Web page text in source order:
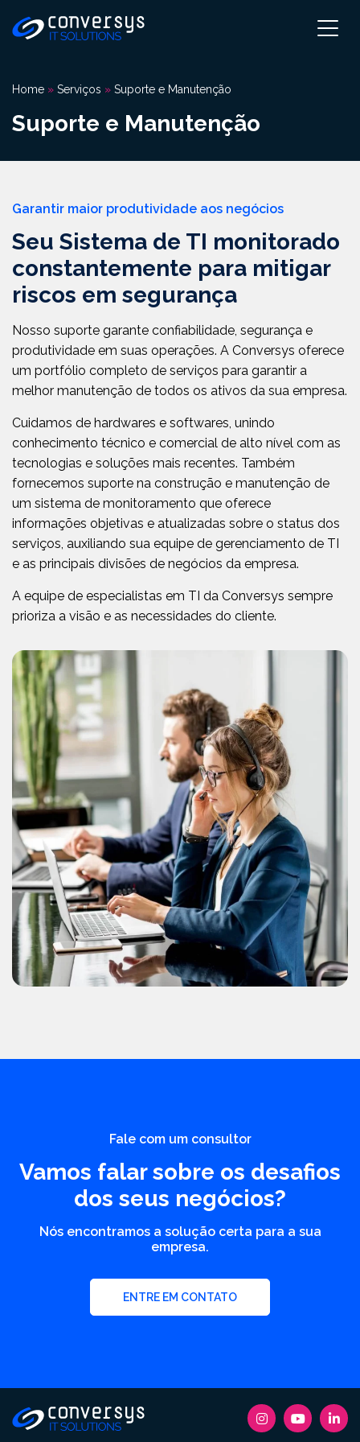
para
Home » Serviços » Suporte e Manutenção
Suporte e Manutenção
Garantir maior produtividade aos negócios
Seu Sistema de TI monitorado
constantemente para mitigar
riscos em segurança
Nosso suporte garante confiabilidade, segurança e
produtividade em suas operações. A Conversys oferece
um portfólio completo de serviços para garantir a
melhor manutenção de todos os ativos da sua empresa.
Cuidamos de hardwares e softwares, unindo
conhecimento técnico e comercial de alto nível com as
tecnologias e soluções mais recentes. Também
fornecemos suporte na construção e manutenção de
um sistema de monitoramento que oferece
informações objetivas e atualizadas sobre o status dos
serviços, auxiliando sua equipe de gerenciamento de TI
e as principais divisões de negócios da empresa.
A equipe de especialistas em TI da Conversys sempre
prioriza a visão e as necessidades do cliente.
Fale com um consultor
Vamos falar sobre os desafios
dos seus negócios?
Nós encontramos a solução certa para a sua
empresa.
ENTRE EM CONTATO